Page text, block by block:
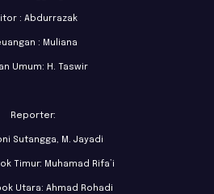
: Abdurrazak
: Muliana
Umum: H. Taswir
Reporter:
Sutangga, M. Jayadi
Timur: Muhamad Rifa’i
Utara: Ahmad Rohadi